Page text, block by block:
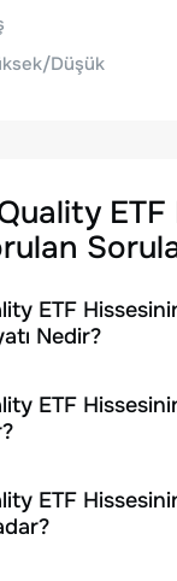
Düşük
ETF
ETF
Nedir?
ETF
ETF